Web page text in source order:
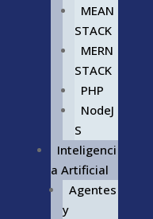
MEAN
STACK
MERN
STACK
PHP
NodeJ
S
Inteligenci
a Artificial
Agentes
y